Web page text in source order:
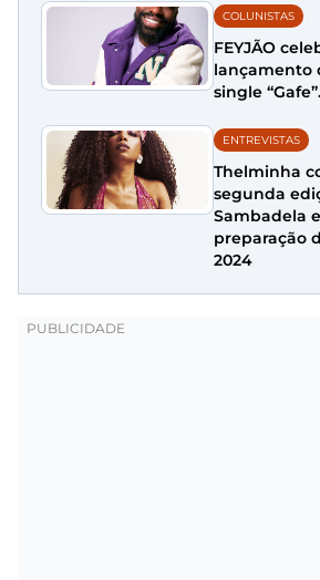
COLUNISTAS
FEYJÃO
lançamento
single “Gafe”.
ENTREVISTAS
Thelminha
segunda
Sambadela
preparação
2024